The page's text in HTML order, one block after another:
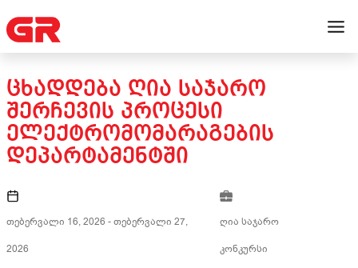
ᲪᲮᲐᲓᲓᲔᲑᲐ ᲦᲘᲐ ᲡᲐᲯᲐᲠᲝ
ᲨᲔᲠᲩᲔᲕᲘᲡ ᲞᲠᲝᲪᲔᲡᲘ
ᲔᲚᲔᲥᲢᲠᲝᲛᲝᲛᲐᲠᲐᲒᲔᲑᲘᲡ
ᲓᲔᲞᲐᲠᲢᲐᲛᲔᲜᲢᲨᲘ
თებერვალი 16, 2026 -თებერვალი 27,
2026
ღია საჯარო
კონკურსი